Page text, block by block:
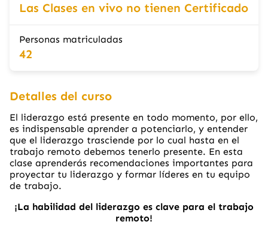
Las Clases en vivo no tienen Certificado
Personas matriculadas
42
Detalles del curso
El liderazgo está presente en todo momento, por ello,
es indispensable aprender a potenciarlo, y entender
que el liderazgo trasciende por lo cual hasta en el
trabajo remoto debemos tenerlo presente. En esta
clase aprenderás recomendaciones importantes para
proyectar tu liderazgo y formar líderes en tu equipo
de trabajo.
¡La habilidad del liderazgo es clave para el trabajo
remoto!